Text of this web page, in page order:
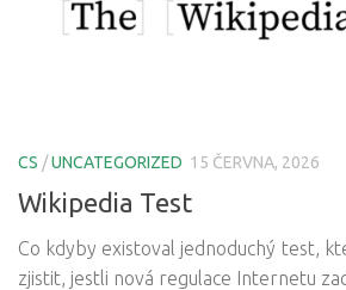
CS /UNCATEGORIZED 15 ČERVNA, 2026
Wikipedia Test
Co kdyby existoval jednoduchý test,
zjistit, jestli nová regulace Internetu